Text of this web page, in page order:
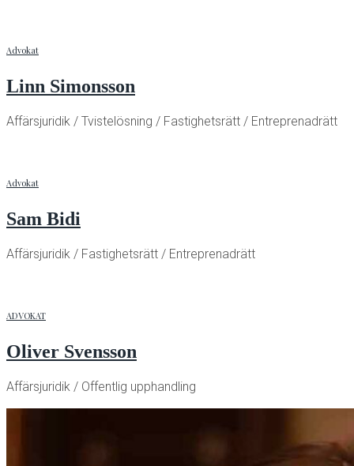
Advokat
Linn Simonsson
Affärsjuridik / Tvistelösning / Fastighetsrätt / Entreprenadrätt
Advokat
Sam Bidi
Affärsjuridik / Fastighetsrätt / Entreprenadrätt
ADVOKAT
Oliver Svensson
Affärsjuridik / Offentlig upphandling